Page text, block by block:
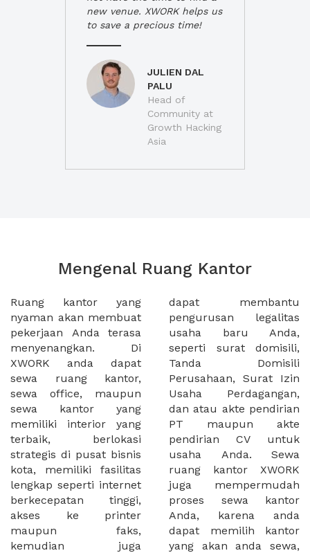
new venue. XWORK helps us
to save a precious time!
JULIEN DAL
PALU
Head of
Community at
Growth Hacking
Asia
Mengenal Ruang Kantor
Ruang kantor yang
nyaman akan membuat
pekerjaan Anda terasa
menyenangkan. Di
XWORK anda dapat
sewa ruang kantor,
sewa office, maupun
sewa kantor yang
memiliki interior yang
terbaik, berlokasi
strategis di pusat bisnis
kota, memiliki fasilitas
lengkap seperti internet
berkecepatan tinggi,
akses ke printer
maupun faks,
kemudian juga
dapat membantu
pengurusan legalitas
usaha baru Anda,
seperti surat domisili,
Tanda Domisili
Perusahaan, Surat Izin
Usaha Perdagangan,
dan atau akte pendirian
PT maupun akte
pendirian CV untuk
usaha Anda. Sewa
ruang kantor XWORK
juga mempermudah
proses sewa kantor
Anda, karena anda
dapat memilih kantor
yang akan anda sewa,